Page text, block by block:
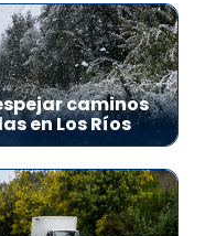
caminos
en Los Ríos